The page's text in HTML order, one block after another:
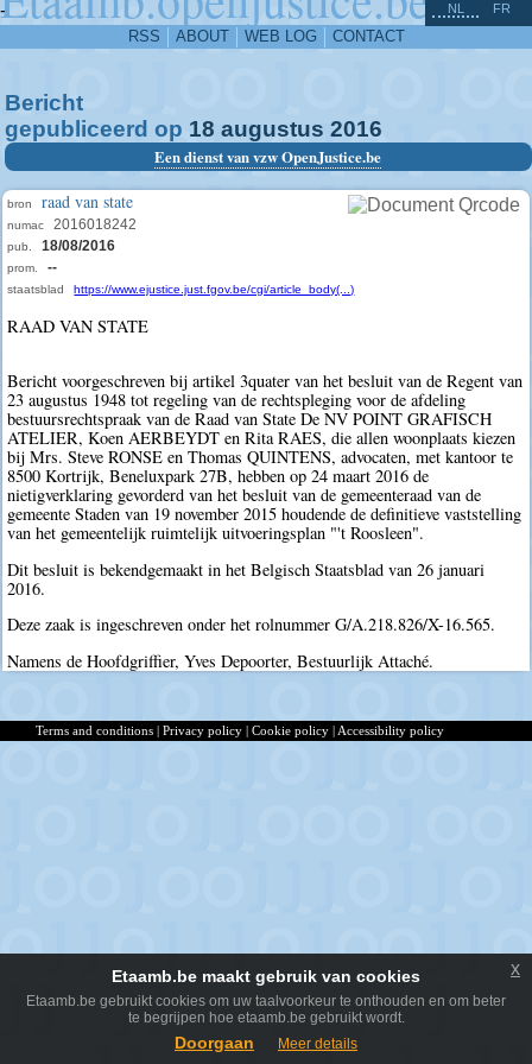
-
RSS ABOUT WEB LOG CONTACT
NL FR
Bericht
gepubliceerd op 18 augustus 2016
Een dienst van vzw OpenJustice.be
bron raad van state
numac 2016018242
pub. 18/08/2016
prom. --
staatsblad https://www.ejustice.just.fgov.be/cgi/article_body(...)
RAAD VAN STATE
Bericht voorgeschreven bij artikel 3quater van het besluit van de Regent van
23 augustus 1948 tot regeling van de rechtspleging voor de afdeling
bestuursrechtspraak van de Raad van State De NV POINT GRAFISCH
ATELIER, Koen AERBEYDT en Rita RAES, die allen woonplaats kiezen
bij Mrs. Steve RONSE en Thomas QUINTENS, advocaten, met kantoor te
8500 Kortrijk, Beneluxpark 27B, hebben op 24 maart 2016 de
nietigverklaring gevorderd van het besluit van de gemeenteraad van de
gemeente Staden van 19 november 2015 houdende de definitieve vaststelling
van het gemeentelijk ruimtelijk uitvoeringsplan "'t Roosleen".
Dit besluit is bekendgemaakt in het Belgisch Staatsblad van 26 januari
2016.
Deze zaak is ingeschreven onder het rolnummer G/A.218.826/X-16.565.
Namens de Hoofdgriffier, Yves Depoorter, Bestuurlijk Attaché.
^
Terms and conditions | Privacy policy | Cookie policy | Accessibility policy
Etaamb.be maakt gebruik van cookies
Etaamb.be gebruikt cookies om uw taalvoorkeur te onthouden en om beter
te begrijpen hoe etaamb.be gebruikt wordt.
Doorgaan Meer details
x